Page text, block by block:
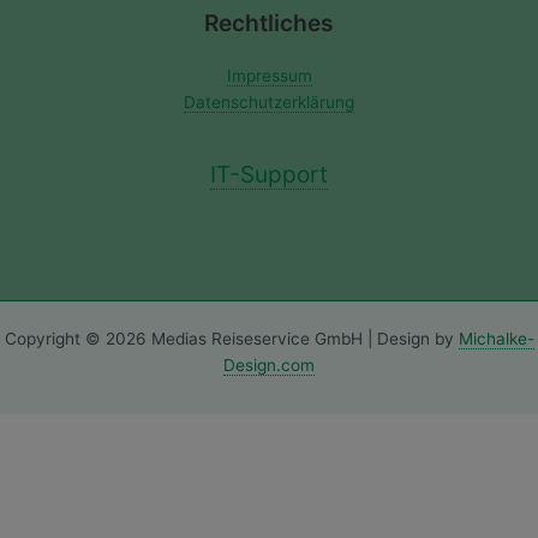
Rechtliches
Impressum
Datenschutzerklärung
IT-Support
Copyright © 2026 Medias Reiseservice GmbH | Design by Michalke-
Design.com